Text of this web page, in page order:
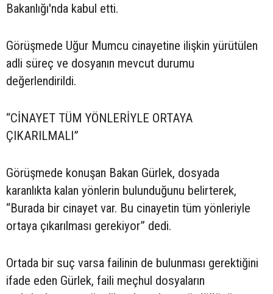
Bakanlığı'nda kabul etti.
Görüşmede Uğur Mumcu cinayetine ilişkin yürütülen
adli süreç ve dosyanın mevcut durumu
değerlendirildi.
“CİNAYET TÜM YÖNLERİYLE ORTAYA
ÇIKARILMALI”
Görüşmede konuşan Bakan Gürlek, dosyada
karanlıkta kalan yönlerin bulunduğunu belirterek,
“Burada bir cinayet var. Bu cinayetin tüm yönleriyle
ortaya çıkarılması gerekiyor” dedi.
Ortada bir suç varsa failinin de bulunması gerektiğini
ifade eden Gürlek, faili meçhul dosyaların